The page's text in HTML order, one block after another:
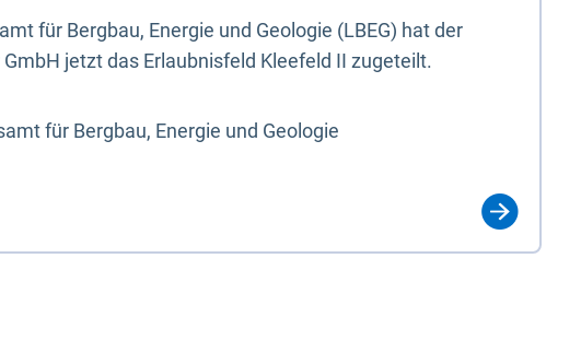
für Bergbau, Energie und Geologie (LBEG) hat der
GmbH jetzt das Erlaubnisfeld Kleefeld II zugeteilt.
für Bergbau, Energie und Geologie